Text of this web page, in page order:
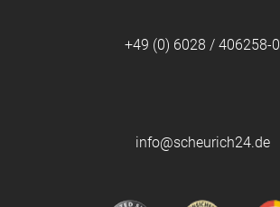
+49 (0) 6028 / 406258-0
info@scheurich24.de